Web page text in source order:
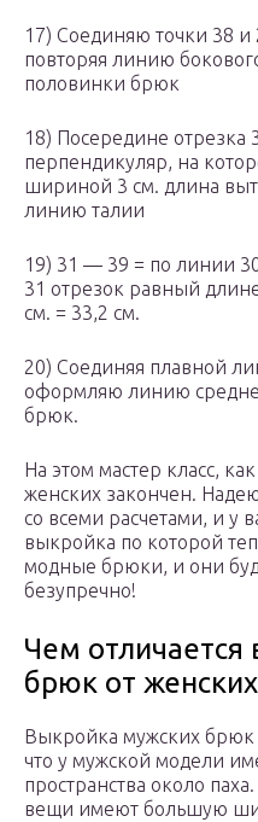
17) Соединяю точки 38
повторяя линию
половинки брюк
18) Посередине
перпендикуляр, на
шириной 3 см. длина
линию талии
19) 31 — 39 = по линии
31 отрезок равный
см. = 33,2 см.
20) Соединяя плавной
оформляю линию
брюк.
На этом мастер класс,
женских закончен.
со всеми расчетами, и у
выкройка по которой
модные брюки, и они
безупречно!
Чем отличается
брюк от женских
Выкройка мужских брюк
что у мужской модели
пространства около
вещи имеют большую